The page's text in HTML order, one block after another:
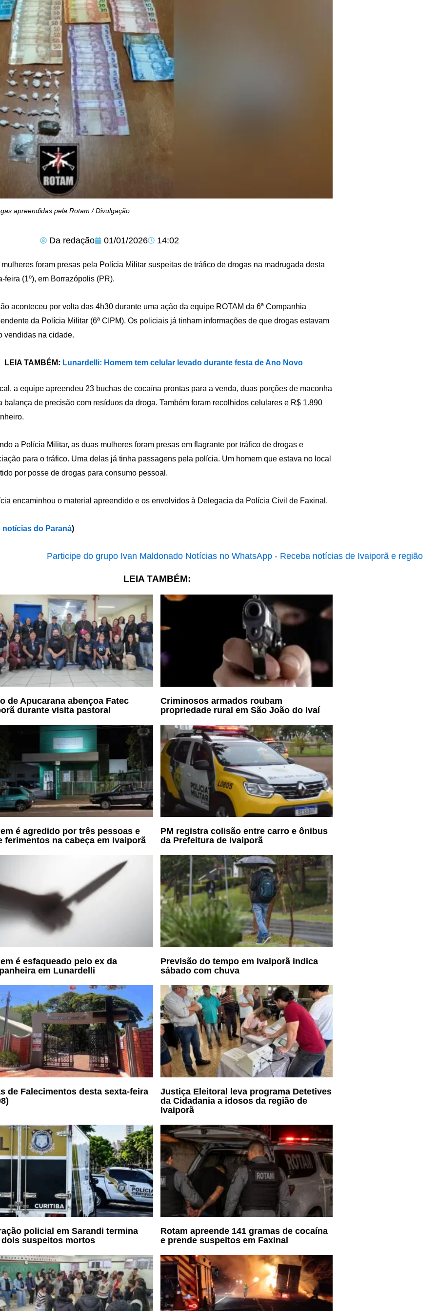
apreendidas pela Rotam / Divulgação
Da redação 01/01/2026 14:02
foram presas pela Polícia Militar suspeitas de tráfico de drogas na madrugada desta
feira (1º), em Borrazópolis (PR).
aconteceu por volta das 4h30 durante uma ação da equipe ROTAM da 6ª Companhia
da Polícia Militar (6ª CIPM). Os policiais já tinham informações de que drogas estavam
vendidas na cidade.
LEIA TAMBÉM: Lunardelli: Homem tem celular levado durante festa de Ano Novo
a equipe apreendeu 23 buchas de cocaína prontas para a venda, duas porções de maconha
balança de precisão com resíduos da droga. Também foram recolhidos celulares e R$ 1.890
a Polícia Militar, as duas mulheres foram presas em flagrante por tráfico de drogas e
para o tráfico. Uma delas já tinha passagens pela polícia. Um homem que estava no local
por posse de drogas para consumo pessoal.
encaminhou o material apreendido e os envolvidos à Delegacia da Polícia Civil de Faxinal.
notícias do Paraná)
LEIA TAMBÉM:
de Apucarana abençoa Fatec
durante visita pastoral
Criminosos armados roubam
propriedade rural em São João do Ivaí
é agredido por três pessoas e
ferimentos na cabeça em Ivaiporã
PM registra colisão entre carro e ônibus
da Prefeitura de Ivaiporã
é esfaqueado pelo ex da
em Lunardelli
Previsão do tempo em Ivaiporã indica
sábado com chuva
de Falecimentos desta sexta-feira
Justiça Eleitoral leva programa Detetives
da Cidadania a idosos da região de
Ivaiporã
policial em Sarandi termina
suspeitos mortos
Rotam apreende 141 gramas de cocaína
e prende suspeitos em Faxinal